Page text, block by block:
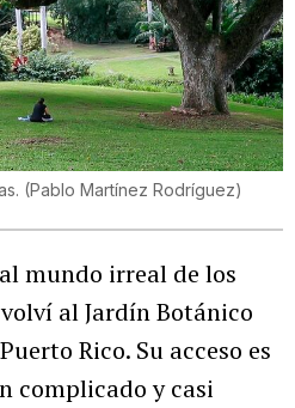
(Pablo Martínez Rodríguez)
mundo irreal de los
al Jardín Botánico
Rico. Su acceso es
complicado y casi